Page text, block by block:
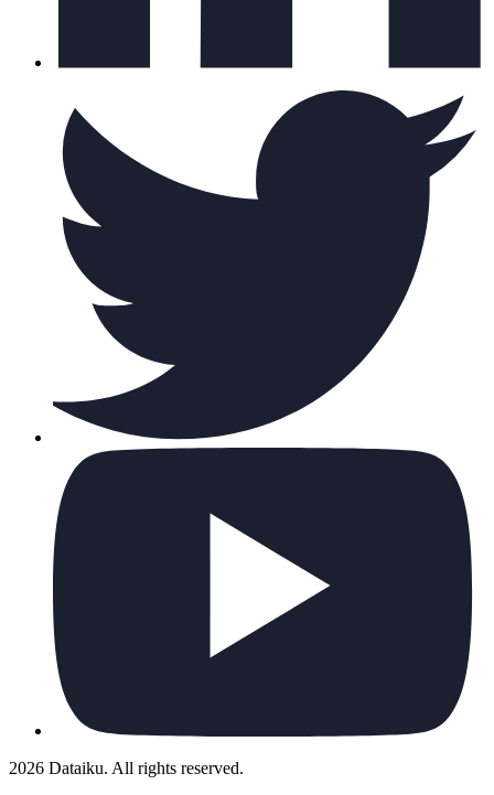
2026 Dataiku. All rights reserved.